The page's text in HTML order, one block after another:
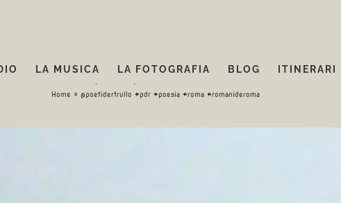
LA MUSICA LA FOTOGRAFIA BLOG ITINERARI
#pdr #poesia #roma #romanideroma
Home » @poetidertrullo #pdr #poesia #roma #romanideroma